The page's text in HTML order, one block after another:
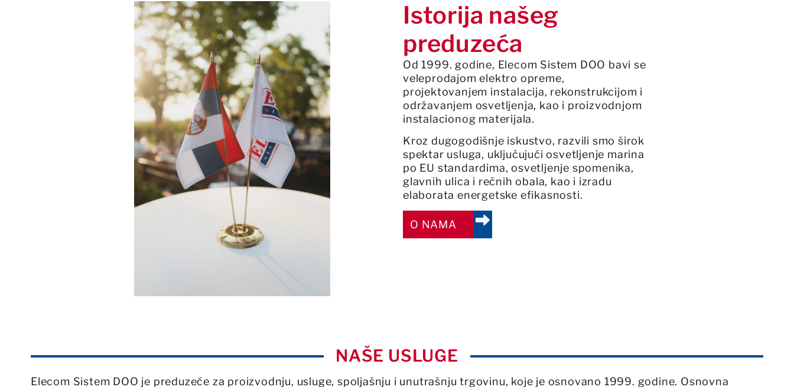
Istorija našeg
preduzeća
Od 1999. godine, Elecom Sistem DOO bavi se
veleprodajom elektro opreme,
projektovanjem instalacija, rekonstrukcijom i
održavanjem osvetljenja, kao i proizvodnjom
instalacionog materijala.
Kroz dugogodišnje iskustvo, razvili smo širok
spektar usluga, uključujući osvetljenje marina
po EU standardima, osvetljenje spomenika,
glavnih ulica i rečnih obala, kao i izradu
elaborata energetske efikasnosti.
O NAMA
NAŠE USLUGE
Elecom Sistem DOO je preduzeće za proizvodnju, usluge, spoljašnju i unutrašnju trgovinu, koje je osnovano 1999. godine. Osnovna